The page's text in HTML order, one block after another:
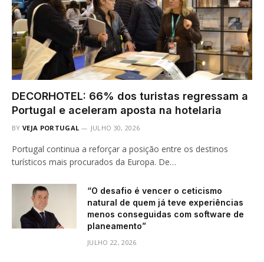
DECORHOTEL: 66% dos turistas regressam a
Portugal e aceleram aposta na hotelaria
BY VEJA PORTUGAL JULHO 30, 2026
Portugal continua a reforçar a posição entre os destinos
turísticos mais procurados da Europa. De…
“O desafio é vencer o ceticismo
natural de quem já teve experiências
menos conseguidas com software de
planeamento”
JULHO 22, 2026